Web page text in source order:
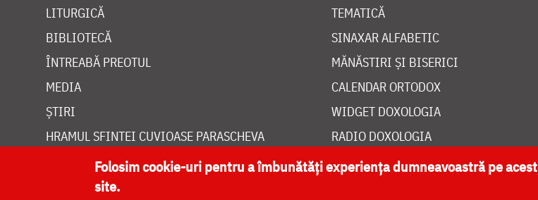
LITURGICĂ
BIBLIOTECĂ
ÎNTREABĂ PREOTUL
MEDIA
ȘTIRI
HRAMUL SFINTEI CUVIOASE PARASCHEVA
TEMATICĂ
SINAXAR ALFABETIC
MĂNĂSTIRI ȘI BISERICI
CALENDAR ORTODOX
WIDGET DOXOLOGIA
RADIO DOXOLOGIA
Folosim cookie-uri pentru a îmbunătăți experiența dumneavoastră pe acest
site.